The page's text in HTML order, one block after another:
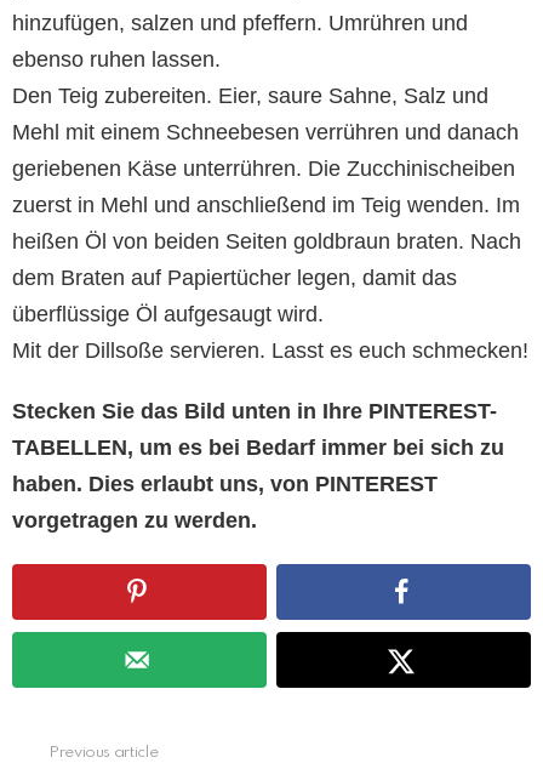
hinzufügen, salzen und pfeffern. Umrühren und
ebenso ruhen lassen.
Den Teig zubereiten. Eier, saure Sahne, Salz und
Mehl mit einem Schneebesen verrühren und danach
geriebenen Käse unterrühren. Die Zucchinischeiben
zuerst in Mehl und anschließend im Teig wenden. Im
heißen Öl von beiden Seiten goldbraun braten. Nach
dem Braten auf Papiertücher legen, damit das
überflüssige Öl aufgesaugt wird.
Mit der Dillsoße servieren. Lasst es euch schmecken!
Stecken Sie das Bild unten in Ihre PINTEREST-
TABELLEN, um es bei Bedarf immer bei sich zu
haben. Dies erlaubt uns, von PINTEREST
vorgetragen zu werden.
Previous article